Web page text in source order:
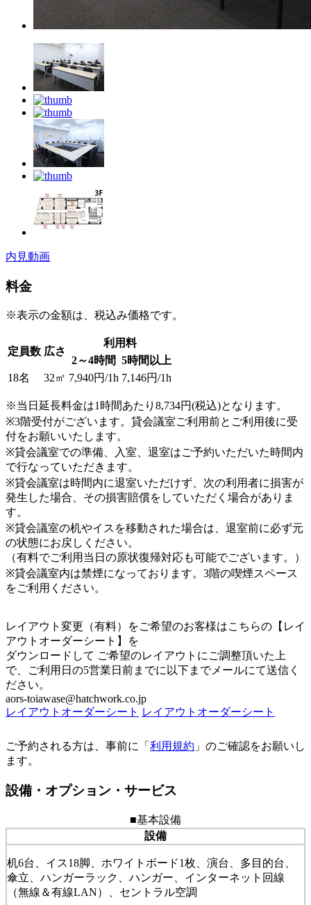
内見動画
料金
※表示の金額は、税込み価格です。
定員数 広さ
利用料
2～4時間 5時間以上
18名
32㎡ 7,940円/1h 7,146円/1h
※当日延長料金は1時間あたり8,734円(税込)となります。
※3階受付がございます。貸会議室ご利用前とご利用後に受
付をお願いいたします。
※貸会議室での準備、入室、退室はご予約いただいた時間内
で行なっていただきます。
※貸会議室は時間内に退室いただけず、次の利用者に損害が
発生した場合、その損害賠償をしていただく場合がありま
す。
※貸会議室の机やイスを移動された場合は、退室前に必ず元
の状態にお戻しください。
（有料でご利用当日の原状復帰対応も可能でございます。）
※貸会議室内は禁煙になっております。3階の喫煙スペース
をご利用ください。
レイアウト変更（有料）をご希望のお客様はこちらの【レイ
アウトオーダーシート】を
ダウンロードして ご希望のレイアウトにご調整頂いた上
で、ご利用日の5営業日前までに以下までメールにて送信く
ださい。
aors-toiawase@hatchwork.co.jp
レイアウトオーダーシート レイアウトオーダーシート
ご予約される方は、事前に「 利用規約 」のご確認をお願いし
ます。
設備・オプション・サービス
■基本設備
設備
机6台、イス18脚、ホワイトボード1枚、演台、多目的台、
傘立、ハンガーラック、ハンガー、インターネット回線
（無線＆有線LAN）、セントラル空調